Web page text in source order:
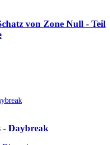
von Zone Null - Teil
- Daybreak